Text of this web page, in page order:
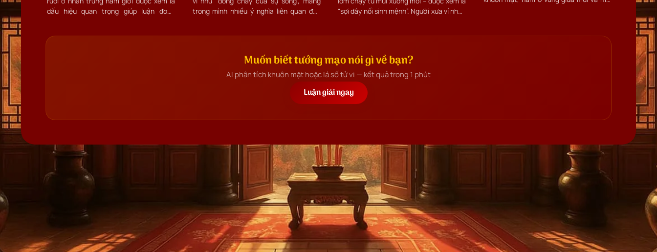
dấu hiệu quan trọng giúp luận đoán
trong mình nhiều ý nghĩa liên quan đến
“sợi dây nối sinh mệnh”. Người xưa ví nhân
Muốn biết tướng mạo nói gì về bạn?
AI phân tích khuôn mặt hoặc lá số tử vi — kết quả trong 1 phút
Luận giải ngay